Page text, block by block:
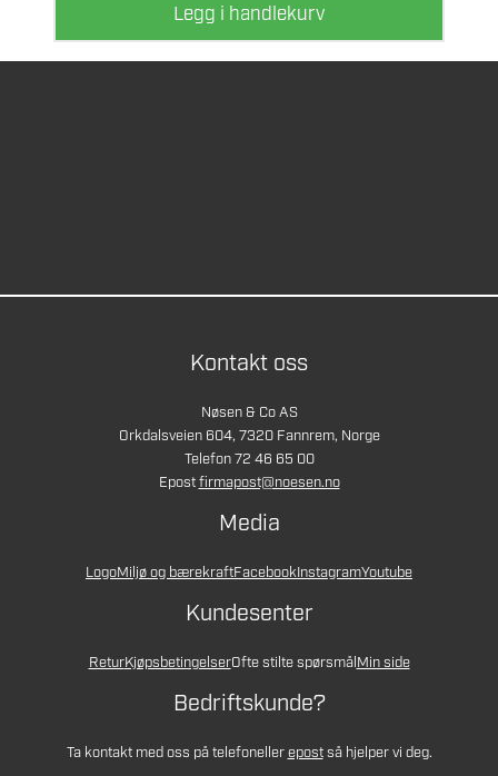
Legg i handlekurv
Kontakt oss
Nøsen & Co AS
Orkdalsveien 604, 7320 Fannrem, Norge
Telefon 72 46 65 00
Epostfirmapost@noesen.no
Media
LogoMiljø og bærekraftFacebookInstagramYoutube
Kundesenter
ReturKjøpsbetingelserOfte stilte spørsmålMin side
Bedriftskunde?
Ta kontakt med oss på telefonellerepostså hjelper vi deg.